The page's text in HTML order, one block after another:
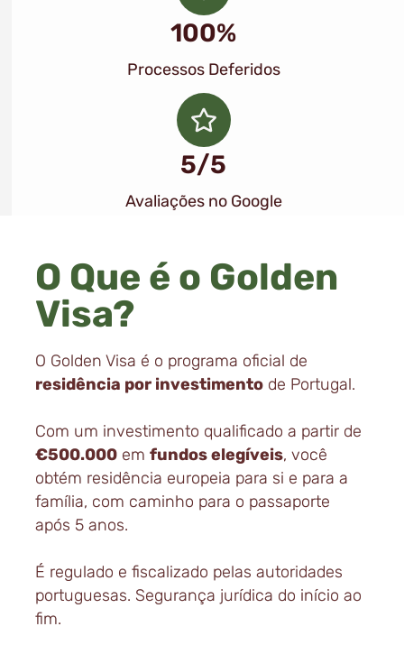
100%
Processos Deferidos
5/5
Avaliações no Google
O Que é o Golden
Visa?
O Golden Visa é o programa oficial de
residência por investimento de Portugal.
Com um investimento qualificado a partir de
€500.000 em fundos elegíveis, você
obtém residência europeia para si e para a
família, com caminho para o passaporte
após 5 anos.
É regulado e fiscalizado pelas autoridades
portuguesas. Segurança jurídica do início ao
fim.